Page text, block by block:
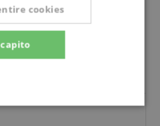
automaticamente. Lingua
per il design buono.
cookies
Prestazione